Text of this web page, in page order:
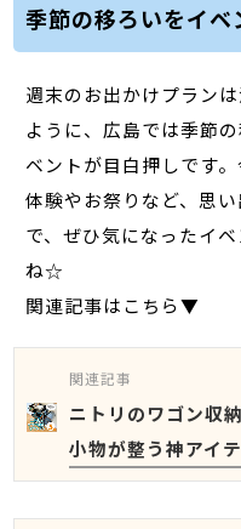
季節の移ろいをイベ
週末のお出かけプラン
ように、広島では季節
ベントが目白押しです
体験やお祭りなど、思
で、ぜひ気になったイ
ね☆
関連記事はこちら▼
関連記事
ニトリのワゴン収
小物が整う神アイ